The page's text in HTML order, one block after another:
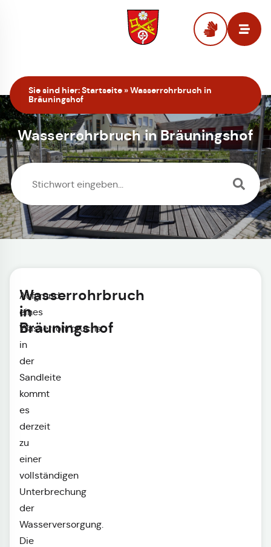
Sie sind hier:Startseite »Wasserrohrbruch in
Bräuningshof
Wasserrohrbruch in Bräuningshof
Wasserrohrbruch
in
Bräuningshof
Aufgrund
eines
Wasserrohrbruchs
in
der
Sandleite
kommt
es
derzeit
zu
einer
vollständigen
Unterbrechung
der
Wasserversorgung.
Die